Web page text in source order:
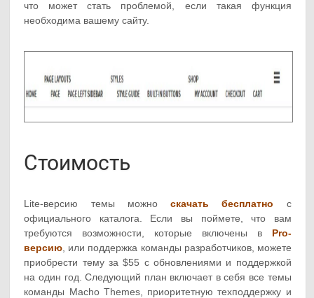
что может стать проблемой, если такая функция
необходима вашему сайту.
Стоимость
Lite-версию темы можноскачать бесплатно с
официального каталога. Если вы поймете, что вам
требуются возможности, которые включены в Pro-
версию , или поддержка команды разработчиков, можете
приобрести тему за $55 с обновлениями и поддержкой
на один год. Следующий план включает в себя все темы
команды Macho Themes, приоритетную техподдержку и